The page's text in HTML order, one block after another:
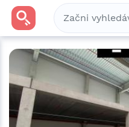
Skrýt Fotky